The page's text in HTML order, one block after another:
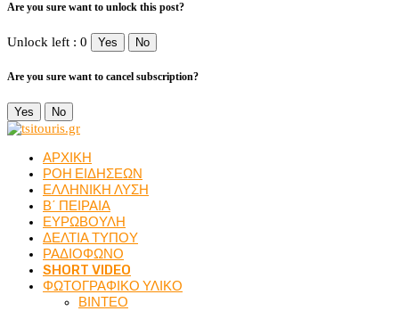
Are you sure want to unlock this post?
Unlock left : 0 Yes No
Are you sure want to cancel subscription?
Yes No
ΑΡΧΙΚΗ
ΡΟΗ ΕΙΔΗΣΕΩΝ
ΕΛΛΗΝΙΚΗ ΛΥΣΗ
Β΄ ΠΕΙΡΑΙΑ
ΕΥΡΩΒΟΥΛΗ
ΔΕΛΤΙΑ ΤΥΠΟΥ
ΡΑΔΙΟΦΩΝΟ
SHORT VIDEO
ΦΩΤΟΓΡΑΦΙΚΟ ΥΛΙΚΟ
ΒΙΝΤΕΟ